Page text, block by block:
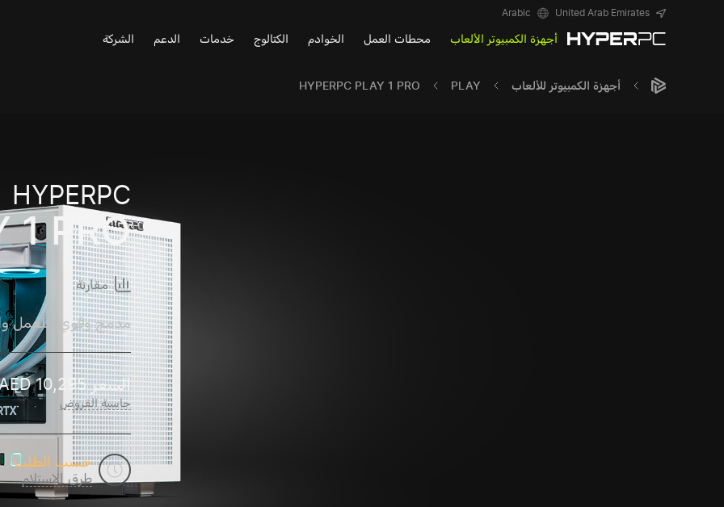
United Arab Emirates
Arabic
أجهزة الكمبيوتر الألعاب محطات العمل الخوادم الكتالوج خدمات الدعم الشركة
أجهزة الكمبيوتر للألعاب PLAY
HYPERPC PLAY 1 PRO
HYPERPC
1 PRO
مقارنة
مدمج وقوي. للعمل
السعر10,295
حاسبة القروض
حسب الطلب
طرق الاستلام